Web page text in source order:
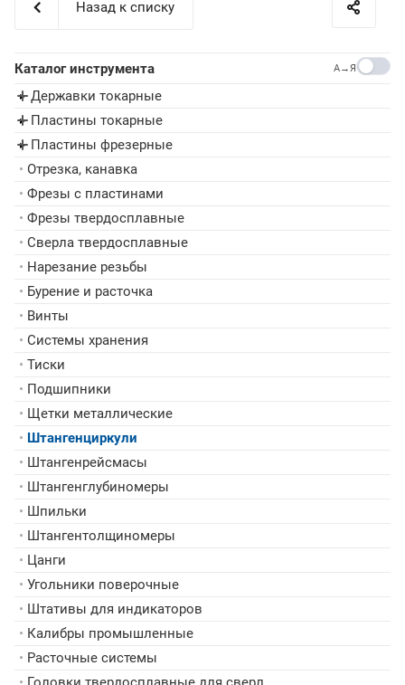
Назад к списку
Каталог инструмента A→Я
▸ Державки токарные
▸ Пластины токарные
▸ Пластины фрезерные
• Отрезка, канавка
• Фрезы с пластинами
• Фрезы твердосплавные
• Сверла твердосплавные
• Нарезание резьбы
• Бурение и расточка
• Винты
• Системы хранения
• Тиски
• Подшипники
• Щетки металлические
• Штангенциркули
• Штангенрейсмасы
• Штангенглубиномеры
• Шпильки
• Штангентолщиномеры
• Цанги
• Угольники поверочные
• Штативы для индикаторов
• Калибры промышленные
• Расточные системы